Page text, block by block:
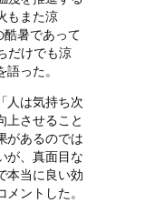
もまた涼
酷暑であって
だけでも涼
った。
人は気持ち次
上させること
があるのでは
が、真面目な
本当に良い効
ントした。